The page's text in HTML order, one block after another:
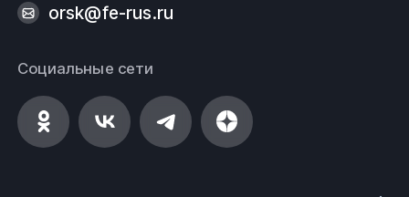
orsk@fe-rus.ru
Социальные сети